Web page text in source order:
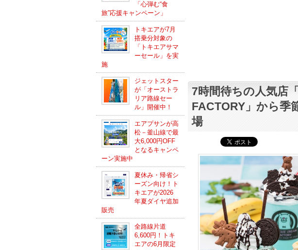
「心弾む“食
旅”応援キャンペーン」
トキエアが7月
搭乗分対象の
「トキエアサマ
ーセール」を実
施
ジェットスター
が「オーストラ
リア路線セー
ル」開催中！
エアプサンが高
松－釜山線で最
大6,000円OFF
となるキャンペ
ーン実施中
夏休み・帰省シ
ーズン向け！ト
キエアが2026
年夏ダイヤ追加
販売
全路線片道
6,600円！トキ
エアの6月限定
7時間待ちの人気店
FACTORY」から季
場